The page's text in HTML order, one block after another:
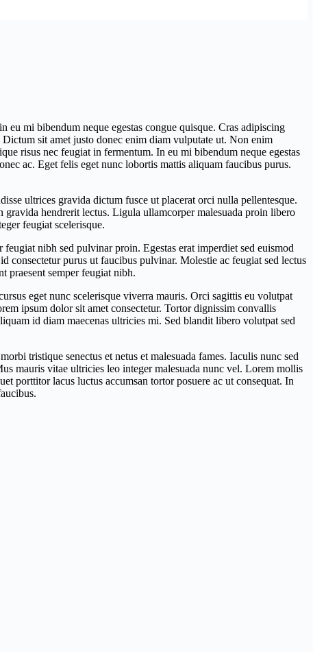
mi bibendum neque egestas congue quisque. Cras adipiscing
sit amet justo donec enim diam vulputate ut. Non enim
risus nec feugiat in fermentum. In eu mi bibendum neque egestas
ac. Eget felis eget nunc lobortis mattis aliquam faucibus purus.
ultrices gravida dictum fusce ut placerat orci nulla pellentesque.
hendrerit lectus. Ligula ullamcorper malesuada proin libero
feugiat scelerisque.
nibh sed pulvinar proin. Egestas erat imperdiet sed euismod
purus ut faucibus pulvinar. Molestie ac feugiat sed lectus
praesent semper feugiat nibh.
eget nunc scelerisque viverra mauris. Orci sagittis eu volutpat
ipsum dolor sit amet consectetur. Tortor dignissim convallis
id diam maecenas ultricies mi. Sed blandit libero volutpat sed
tristique senectus et netus et malesuada fames. Iaculis nunc sed
mauris vitae ultricies leo integer malesuada nunc vel. Lorem mollis
porttitor lacus luctus accumsan tortor posuere ac ut consequat. In